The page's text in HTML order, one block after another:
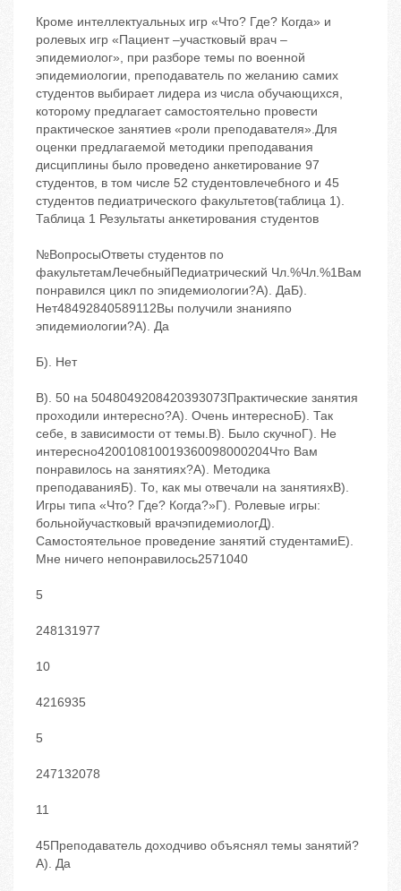
Кроме интеллектуальных игр «Что? Где? Когда» и
ролевых игр «Пациент –участковый врач –
эпидемиолог», при разборе темы по военной
эпидемиологии, преподаватель по желанию самих
студентов выбирает лидера из числа обучающихся,
которому предлагает самостоятельно провести
практическое занятиев «роли преподавателя».Для
оценки предлагаемой методики преподавания
дисциплины было проведено анкетирование 97
студентов, в том числе 52 студентовлечебного и 45
студентов педиатрического факультетов(таблица 1).
Таблица 1 Результаты анкетирования студентов
№ВопросыОтветы студентов по
факультетамЛечебныйПедиатрический Чл.%Чл.%1Вам
понравился цикл по эпидемиологии?А). ДаБ).
Нет48492840589112Вы получили знанияпо
эпидемиологии?А). Да
Б). Нет
В). 50 на 5048049208420393073Практические занятия
проходили интересно?А). Очень интересноБ). Так
себе, в зависимости от темы.В). Было скучноГ). Не
интересно420010810019360098000204Что Вам
понравилось на занятиях?А). Методика
преподаванияБ). То, как мы отвечали на занятияхВ).
Игры типа «Что? Где? Когда?»Г). Ролевые игры:
больнойучастковый врачэпидемиологД).
Самостоятельное проведение занятий студентамиЕ).
Мне ничего непонравилось2571040
5
248131977
10
4216935
5
247132078
11
45Преподаватель доходчиво объяснял темы занятий?
А). Да